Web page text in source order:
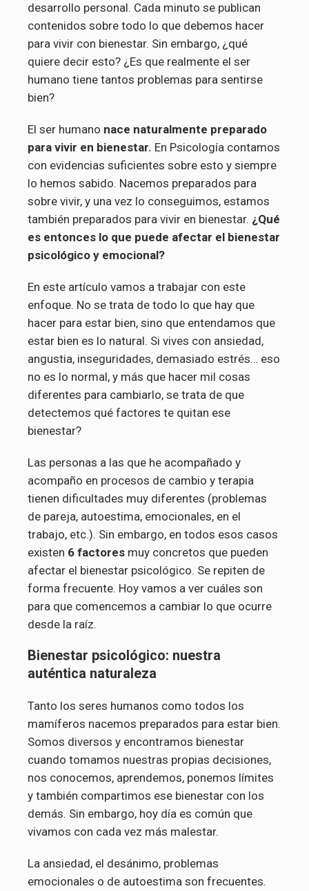
desarrollo personal. Cada minuto se publican
contenidos sobre todo lo que debemos hacer
para vivir con bienestar. Sin embargo, ¿qué
quiere decir esto? ¿Es que realmente el ser
humano tiene tantos problemas para sentirse
bien?
El ser humano nace naturalmente preparado
para vivir en bienestar. En Psicología contamos
con evidencias suficientes sobre esto y siempre
lo hemos sabido. Nacemos preparados para
sobre vivir, y una vez lo conseguimos, estamos
también preparados para vivir en bienestar. ¿Qué
es entonces lo que puede afectar el bienestar
psicológico y emocional?
En este artículo vamos a trabajar con este
enfoque. No se trata de todo lo que hay que
hacer para estar bien, sino que entendamos que
estar bien es lo natural. Si vives con ansiedad,
angustia, inseguridades, demasiado estrés… eso
no es lo normal, y más que hacer mil cosas
diferentes para cambiarlo, se trata de que
detectemos qué factores te quitan ese
bienestar?
Las personas a las que he acompañado y
acompaño en procesos de cambio y terapia
tienen dificultades muy diferentes (problemas
de pareja, autoestima, emocionales, en el
trabajo, etc.). Sin embargo, en todos esos casos
existen 6 factores muy concretos que pueden
afectar el bienestar psicológico. Se repiten de
forma frecuente. Hoy vamos a ver cuáles son
para que comencemos a cambiar lo que ocurre
desde la raíz.
Bienestar psicológico: nuestra
auténtica naturaleza
Tanto los seres humanos como todos los
mamíferos nacemos preparados para estar bien.
Somos diversos y encontramos bienestar
cuando tomamos nuestras propias decisiones,
nos conocemos, aprendemos, ponemos límites
y también compartimos ese bienestar con los
demás. Sin embargo, hoy día es común que
vivamos con cada vez más malestar.
La ansiedad, el desánimo, problemas
emocionales o de autoestima son frecuentes.